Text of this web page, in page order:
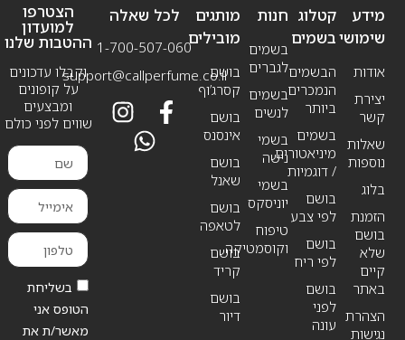
מידע
שימושי
אודות
יצירת
קשר
שאלות
נוספות
בלוג
הזמנת
בושם
שלא
קיים
באתר
הצהרת
נגישות
חנות
בשמים
לגברים
בשמים
לנשים
בשמי
נישה
בשמי
יוניסקס
טיפוח
וקוסמטיקה
קטלוג
בשמים
הבשמים
הנמכרים
ביותר
בשמים
מיניאטורים
/ דוגמיות
בושם
לפי צבע
בושם
לפי ריח
בושם
לפני
עונה
מותגים
מובילים
בושם
קסרג’וף
בושם
אינסנס
בושם
שאנל
בושם
לטאפה
בושם
קריד
בושם
דיור
לכל שאלה
1-700-507-060
support@callperfume.co.il
הצטרפו
למועדון
ההטבות שלנו
וקבלו עדכונים
על קופונים
ומבצעים
שווים לפני כולם
בשליחת
הטופס אני
מאשר/ת את